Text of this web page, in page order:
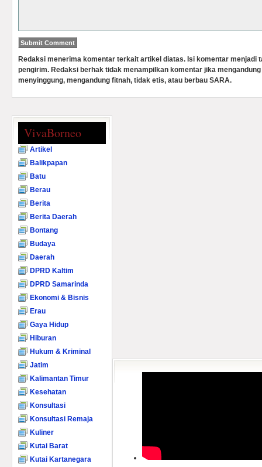
Redaksi menerima komentar terkait artikel diatas. Isi komentar menjadi
pengirim. Redaksi berhak tidak menampilkan komentar jika
menyinggung, mengandung fitnah, tidak etis, atau berbau SARA.
VivaBorneo
Artikel
Balikpapan
Batu
Berau
Berita
Berita Daerah
Bontang
Budaya
Daerah
DPRD Kaltim
DPRD Samarinda
Ekonomi & Bisnis
Erau
Gaya Hidup
Hiburan
Hukum & Kriminal
Jatim
Kalimantan Timur
Kesehatan
Konsultasi
Konsultasi Remaja
Kuliner
Kutai Barat
Kutai Kartanegara